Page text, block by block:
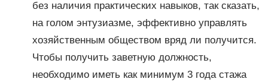
без наличия практических навыков, так сказать,
на голом энтузиазме, эффективно управлять
хозяйственным обществом вряд ли получится.
Чтобы получить заветную должность,
необходимо иметь как минимум 3 года стажа